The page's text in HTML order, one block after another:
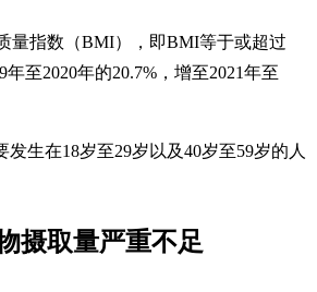
量指数（BMI），即BMI等于或超过
年至2020年的20.7%，增至2021年至
生在18岁至29岁以及40岁至59岁的人
摄取量严重不足